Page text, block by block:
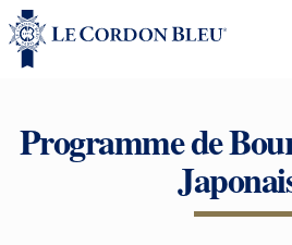
Programme de